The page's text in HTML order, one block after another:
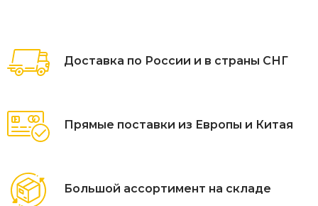
Доставка по России и в страны СНГ
Прямые поставки из Европы и Китая
Большой ассортимент на складе